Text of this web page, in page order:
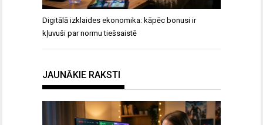
Digitālā izklaides ekonomika: kāpēc bonusi ir
kļuvuši par normu tiešsaistē
JAUNĀKIE RAKSTI